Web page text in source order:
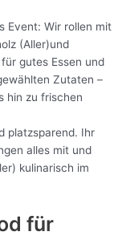
Event: Wir rollen mit
(Aller)und
gutes Essen und
Zutaten –
hin zu frischen
platzsparend. Ihr
alles mit und
kulinarisch im
für